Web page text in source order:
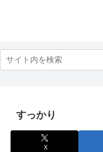
すっかり
X